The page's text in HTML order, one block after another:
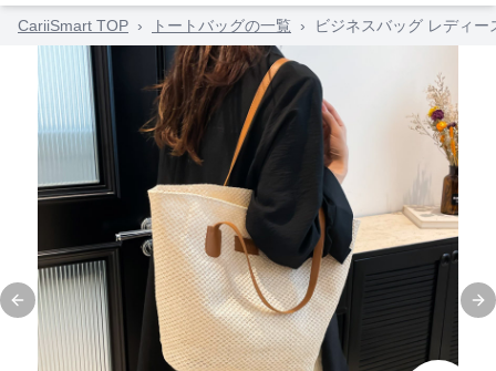
CariiSmart TOP › トートバッグの一覧 › ビジネスバッグ レディ
Previous slide